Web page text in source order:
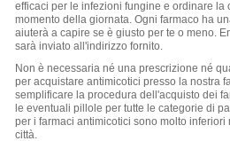
efficaci per le infezioni fungine e ordinare
momento della giornata. Ogni farmaco ha
aiuterà a capire se è giusto per te o meno.
sarà inviato all'indirizzo fornito.
Non è necessaria né una prescrizione né
per acquistare antimicotici presso la nostra
semplificare la procedura dell'acquisto dei
le eventuali pillole per tutte le categorie di
per i farmaci antimicotici sono molto
città.